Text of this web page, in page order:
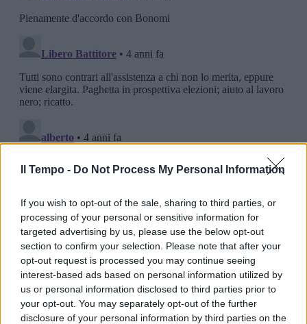
Il Tempo - Do Not Process My Personal Information
If you wish to opt-out of the sale, sharing to third parties, or
processing of your personal or sensitive information for
targeted advertising by us, please use the below opt-out
section to confirm your selection. Please note that after your
opt-out request is processed you may continue seeing
interest-based ads based on personal information utilized by
us or personal information disclosed to third parties prior to
your opt-out. You may separately opt-out of the further
disclosure of your personal information by third parties on the